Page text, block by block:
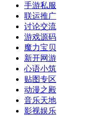
手游私服
联运推广
讨论交流
游戏源码
魔力宝贝
新开网游
心语小筑
贴图专区
动漫之殿
音乐天地
影视娱乐